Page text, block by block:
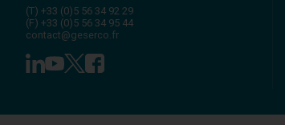
(T) +33 (0)5 56 34 92 29
(F) +33 (0)5 56 34 95 44
contact@geserco.fr